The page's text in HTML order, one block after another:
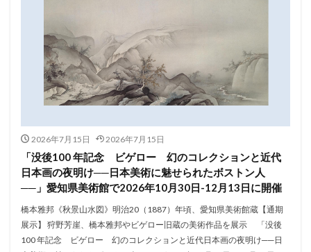
2026年7月15日 2026年7月15日
「没後100 年記念 ビゲロー 幻のコレクションと近代
日本画の夜明け──日本美術に魅せられたボストン人
──」愛知県美術館で2026年10月30日-12月13日に開催
橋本雅邦《秋景山水図》明治20（1887）年頃、愛知県美術館蔵【通期
展示】 狩野芳崖、橋本雅邦やビゲロー旧蔵の美術作品を展示 「没後
100 年記念 ビゲロー 幻のコレクションと近代日本画の夜明け──日